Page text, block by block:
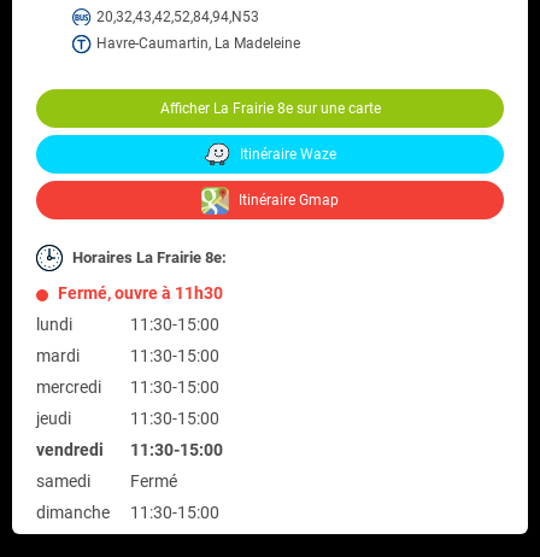
20,32,43,42,52,84,94,N53
Havre-Caumartin, La Madeleine
Afficher La Frairie 8e sur une carte
Itinéraire Waze
Itinéraire Gmap
Horaires La Frairie 8e:
Fermé, ouvre à 11h30
lundi
11:30-15:00
mardi
11:30-15:00
mercredi
11:30-15:00
jeudi
11:30-15:00
vendredi
11:30-15:00
samedi
Fermé
dimanche
11:30-15:00